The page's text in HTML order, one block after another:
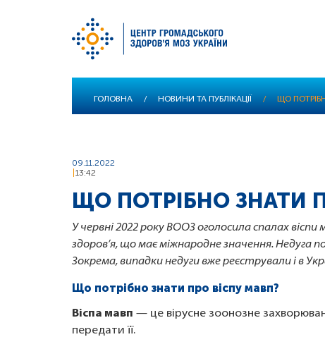
ГОЛОВНА / НОВИНИ ТА ПУБЛІКАЦІЇ / ЩО
09.11.2022
13:42
ЩО ПОТРІБНО ЗНАТИ
У червні 2022 року ВООЗ оголосила спалах
здоров’я, що має міжнародне значення. Недуга
Зокрема, випадки недуги вже реєстрували і в
Що потрібно знати про віспу мавп?
Віспа мавп — це вірусне зоонозне
передати її.